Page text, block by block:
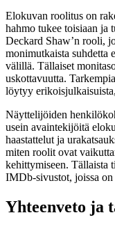
Elokuvan roolitus on
hahmo tukee toisiaan ja
Deckard Shaw’n rooli,
monimutkaista suhdetta
välillä. Tällaiset
uskottavuutta.
löytyy
Näyttelijöiden
usein avaintekijöitä
haastattelut ja
miten roolit ovat
kehittymiseen. Tällaista
IMDb-sivustot, joissa on
Yhteenveto ja